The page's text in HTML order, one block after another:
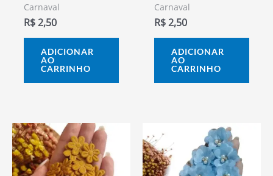
Carnaval
R$2,50
ADICIONAR
AO
CARRINHO
Carnaval
R$2,50
ADICIONAR
AO
CARRINHO